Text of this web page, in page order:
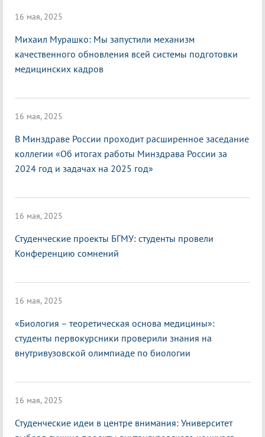
16 мая, 2025
Михаил Мурашко: Мы запустили механизм
качественного обновления всей системы подготовки
медицинских кадров
16 мая, 2025
В Минздраве России проходит расширенное заседание
коллегии «Об итогах работы Минздрава России за
2024 год и задачах на 2025 год»
16 мая, 2025
Студенческие проекты БГМУ: студенты провели
Конференцию сомнений
16 мая, 2025
«Биология – теоретическая основа медицины»:
студенты первокурсники проверили знания на
внутривузовской олимпиаде по биологии
16 мая, 2025
Студенческие идеи в центре внимания: Университет